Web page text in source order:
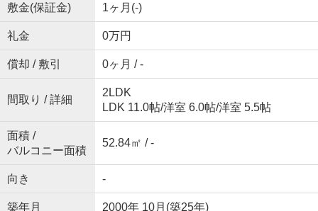
敷金(保証金) 1ヶ月(-)
礼金 0万円
償却 / 敷引 0ヶ月 / -
間取り / 詳細
2LDK
LDK 11.0帖/洋室 6.0帖/洋室 5.5帖
面積 /
バルコニー面積
52.84㎡ / -
向き -
築年月 2000年 10月(築25年)